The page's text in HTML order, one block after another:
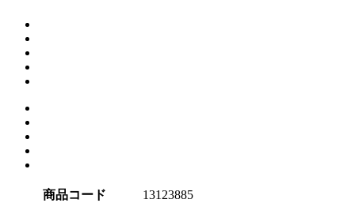
商品コード
13123885